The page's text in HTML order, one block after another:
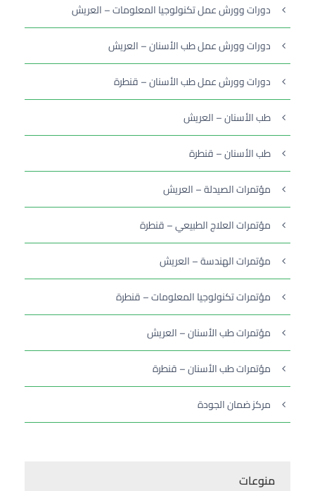
دورات وورش عمل تكنولوجيا المعلومات – العريش
دورات وورش عمل طب الأسنان – العريش
دورات وورش عمل طب الأسنان – قنطرة
طب الأسنان – العريش
طب الأسنان – قنطرة
مؤتمرات الصيدلة – العريش
مؤتمرات العلاج الطبيعي – قنطرة
مؤتمرات الهندسة – العريش
مؤتمرات تكنولوجيا المعلومات – قنطرة
مؤتمرات طب الأسنان – العريش
مؤتمرات طب الأسنان – قنطرة
مركز ضمان الجودة
منوعات